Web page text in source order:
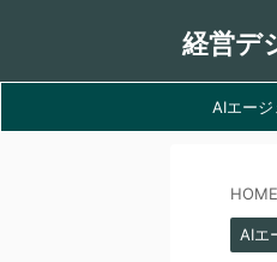
経営デ
AIエージ
HOME
AIエ